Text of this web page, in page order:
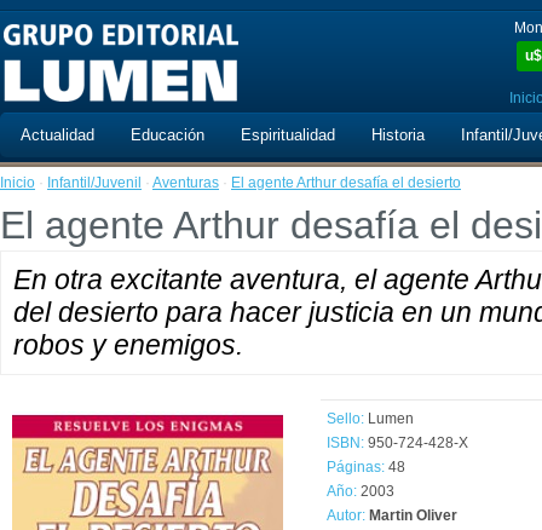
u$
Actualidad Educación Espiritualidad Historia Infantil/
Inicio · Infantil/Juvenil · Aventuras · El agente Arthur desafía el desierto
El agente Arthur desafía el
En otra excitante aventura, el agente
del desierto para hacer justicia en un
robos y enemigos.
Sello: Lumen
ISBN: 950-724-428-X
Páginas: 48
Año: 2003
Autor: Martin Oliver